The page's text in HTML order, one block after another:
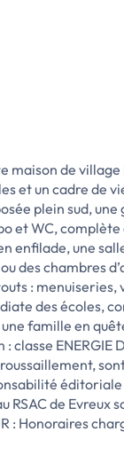
maison de
et un cadre de
plein sud,
et WC,
une
chambres
:
des écoles,
famille en
ENERGIE
de
: Honoraires